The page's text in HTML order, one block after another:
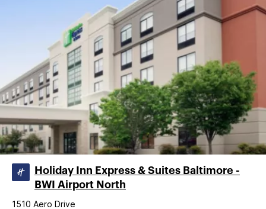
Holiday Inn Express & Suites Baltimore -
BWI Airport North
1510 Aero Drive